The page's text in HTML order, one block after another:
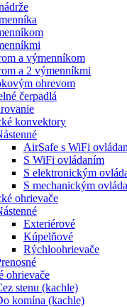
a výmenníkom
a 2 výmenníkmi
ohrevom
čerpadlá
konvektory
AirSafe s WiFi
S WiFi ovládaním
S elektronickým
S mechanickým
ohrievače
Exteriérové
Kúpelňové
Rýchloohrievače
ohrievače
stenu (kachle)
komína (kachle)